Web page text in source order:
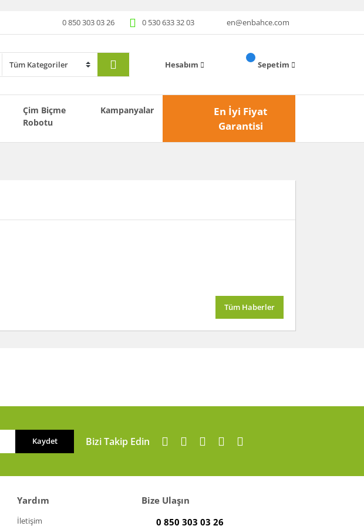
0 850 303 03 26 0 530 633 32 03 en@enbahce.com
Hesabım Sepetim
Çim Biçme
Robotu
Kampanyalar
En İyi Fiyat
Garantisi
Tüm Haberler
Kaydet Bizi Takip Edin
Yardım
İletişim
Bize Ulaşın
0 850 303 03 26